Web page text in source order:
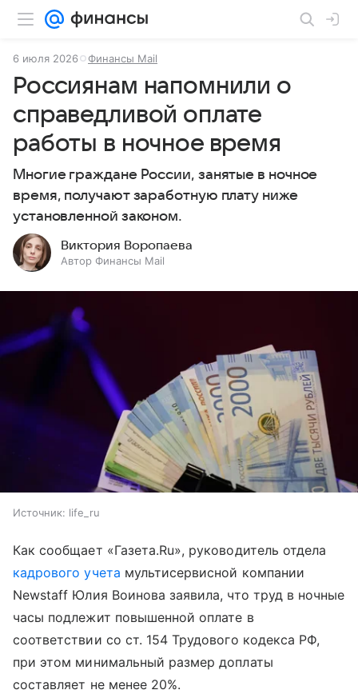
6 июля 2026 Финансы Mail
Россиянам напомнили о
справедливой оплате
работы в ночное время
Многие граждане России, занятые в ночное
время, получают заработную плату ниже
установленной законом.
Виктория Воропаева
Автор Финансы Mail
Источник: life_ru
Как сообщает «Газета.Ru», руководитель отдела
кадрового учета мультисервисной компании
Newstaff Юлия Воинова заявила, что труд в ночные
часы подлежит повышенной оплате в
соответствии со ст. 154 Трудового кодекса РФ,
при этом минимальный размер доплаты
составляет не менее 20%.